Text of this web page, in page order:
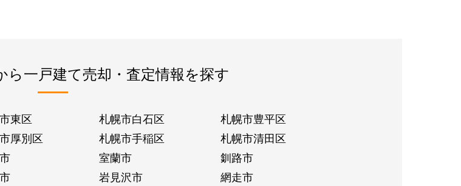
ら一戸建て売却・査定情報を探す
東区 札幌市白石区
札幌市豊平区
厚別区 札幌市手稲区
札幌市清田区
室蘭市
釧路市
岩見沢市
網走市